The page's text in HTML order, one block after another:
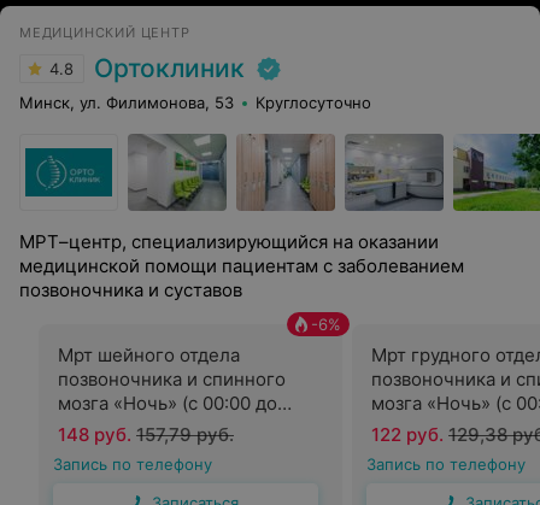
МЕДИЦИНСКИЙ ЦЕНТР
4.8 Ортоклиник
Минск, ул. Филимонова, 53 Круглосуточно
МРТ–центр, специализирующийся на оказании
медицинской помощи пациентам с заболеванием
позвоночника и суставов
Мрт шейного отдела
позвоночника и спинного
мозга «Ночь» (с 00:00 до
07:00)
-6%
148 руб. 157,79 руб.
Запись по телефону
Мрт грудного
позвоночника и
мозга «Ночь» (с
07:00)
122 руб. 129,38
Запись по телефону